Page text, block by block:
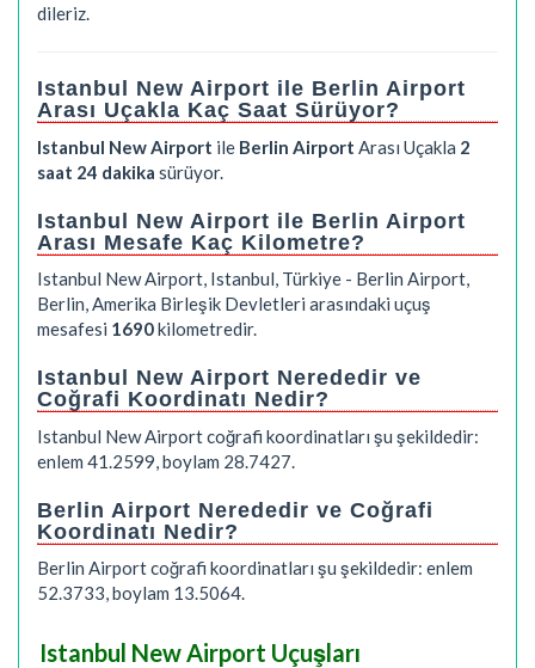
dileriz.
Istanbul New Airport ile Berlin Airport
Arası Uçakla Kaç Saat Sürüyor?
Istanbul New Airport ile Berlin Airport Arası Uçakla 2
saat 24 dakika sürüyor.
Istanbul New Airport ile Berlin Airport
Arası Mesafe Kaç Kilometre?
Istanbul New Airport, Istanbul, Türkiye - Berlin Airport,
Berlin, Amerika Birleşik Devletleri arasındaki uçuş
mesafesi 1690kilometredir.
Istanbul New Airport Nerededir ve
Coğrafi Koordinatı Nedir?
Istanbul New Airport coğrafi koordinatları şu şekildedir:
enlem 41.2599, boylam 28.7427.
Berlin Airport Nerededir ve Coğrafi
Koordinatı Nedir?
Berlin Airport coğrafi koordinatları şu şekildedir: enlem
52.3733, boylam 13.5064.
Istanbul New Airport Uçuşları